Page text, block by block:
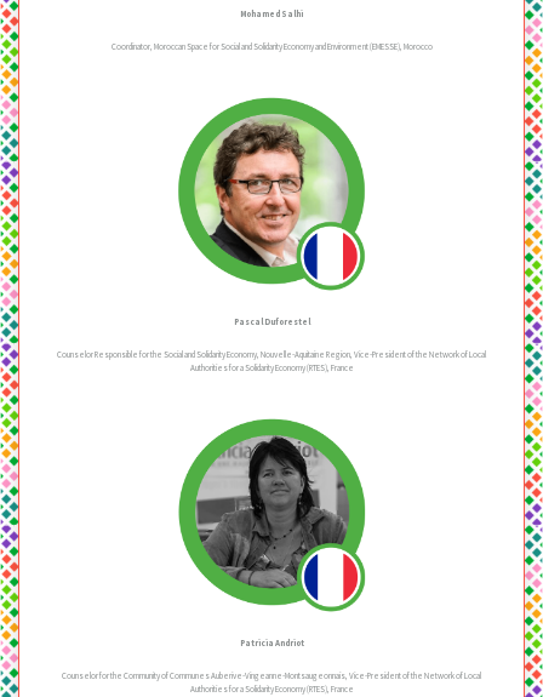
Mohamed Salhi
Coordinator, Moroccan Space for Social and Solidarity Economy and Environment (EMESSE), Morocco
Pascal Duforestel
Counselor Responsible for the Social and Solidarity Economy, Nouvelle-Aquitaine Region, Vice-President of the Network of Local
Authorities for a Solidarity Economy (RTES), France
Patricia Andriot
Counselor for the Community of Communes Auberive-Vingeanne-Montsaugeonnais, Vice-President of the Network of Local
Authorities for a Solidarity Economy (RTES), France